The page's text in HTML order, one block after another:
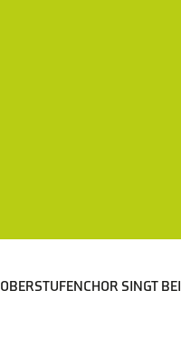
OBERSTUFENCHOR SINGT